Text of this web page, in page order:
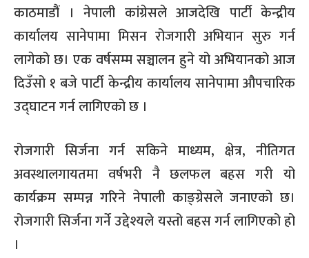
काठमाडौं । नेपाली कांग्रेसले आजदेखि पार्टी केन्द्रीय
कार्यालय सानेपामा मिसन रोजगारी अभियान सुरु गर्न
लागेको छ। एक वर्षसम्म सञ्चालन हुने यो अभियानको आज
दिउँसो १ बजे पार्टी केन्द्रीय कार्यालय सानेपामा औपचारिक
उद्घाटन गर्न लागिएको छ ।
रोजगारी सिर्जना गर्न सकिने माध्यम, क्षेत्र, नीतिगत
अवस्थालगायतमा वर्षभरी नै छलफल बहस गरी यो
कार्यक्रम सम्पन्न गरिने नेपाली काङ्ग्रेसले जनाएको छ।
रोजगारी सिर्जना गर्ने उद्देश्यले यस्तो बहस गर्न लागिएको हो
।